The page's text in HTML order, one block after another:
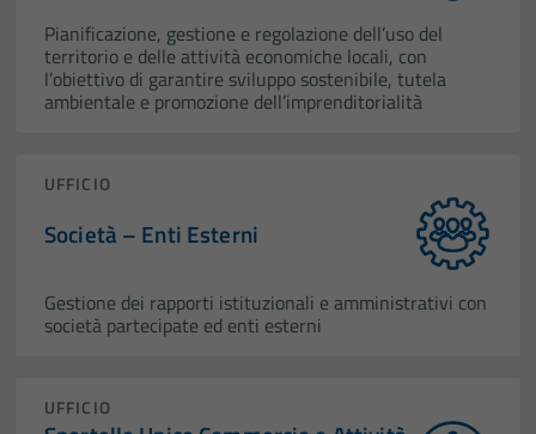
Pianificazione, gestione e regolazione dell’uso del
territorio e delle attività economiche locali, con
l’obiettivo di garantire sviluppo sostenibile, tutela
ambientale e promozione dell’imprenditorialità
UFFICIO
Società – Enti Esterni
Gestione dei rapporti istituzionali e amministrativi con
società partecipate ed enti esterni
UFFICIO